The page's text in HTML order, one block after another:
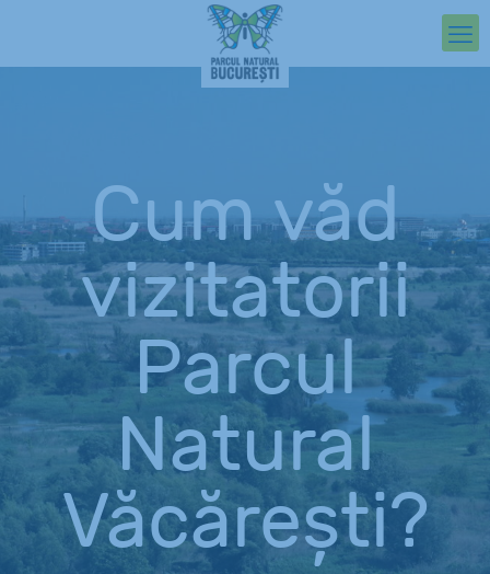
Cum văd
vizitatorii
Parcul
Natural
Văcărești?